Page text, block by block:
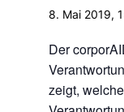
8. Mai 2019,
Der
zeigt,